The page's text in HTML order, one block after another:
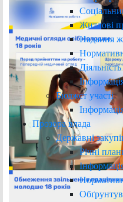
Житлові
Надання
Бюджет участі
Прозора влада
Державні
Річні